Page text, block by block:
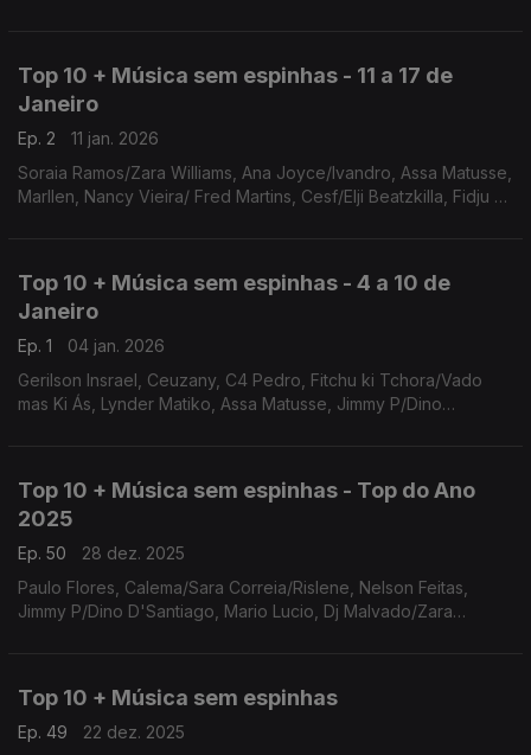
Top 10 + Música sem espinhas - 11 a 17 de
Janeiro
Ep. 2
11 jan. 2026
Soraia Ramos/Zara Williams, Ana Joyce/Ivandro, Assa Matusse,
Marllen, Nancy Vieira/ Fred Martins, Cesf/Elji Beatzkilla, Fidju Ki
Top 10 + Música sem espinhas - 4 a 10 de
Janeiro
Ep. 1
04 jan. 2026
Gerilson Insrael, Ceuzany, C4 Pedro, Fitchu ki Tchora/Vado
mas Ki Ás, Lynder Matiko, Assa Matusse, Jimmy P/Dino
Top 10 + Música sem espinhas - Top do Ano
2025
Ep. 50
28 dez. 2025
Paulo Flores, Calema/Sara Correia/Rislene, Nelson Feitas,
Jimmy P/Dino D'Santiago, Mario Lucio, Dj Malvado/Zara
Top 10 + Música sem espinhas
Ep. 49
22 dez. 2025